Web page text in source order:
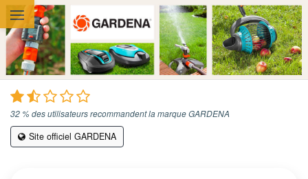
Aller au contenu principal
32 % des utilisateurs recommandent la marque GARDENA
Site officiel GARDENA